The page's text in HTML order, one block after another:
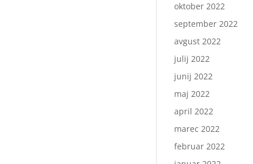
oktober 2022
september 2022
avgust 2022
julij 2022
junij 2022
maj 2022
april 2022
marec 2022
februar 2022